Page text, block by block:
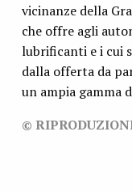
vicinanze della
che offre agli
lubrificanti e i cui
dalla offerta da
un ampia gamma
©